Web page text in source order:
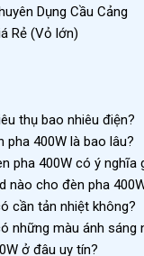
Dụng Cầu Cảng
Rẻ (Vỏ lớn)
thụ bao nhiêu điện?
400W là bao lâu?
pha 400W có ý nghĩa
nào cho đèn pha
cần tản nhiệt không?
những màu ánh sáng
ở đâu uy tín?